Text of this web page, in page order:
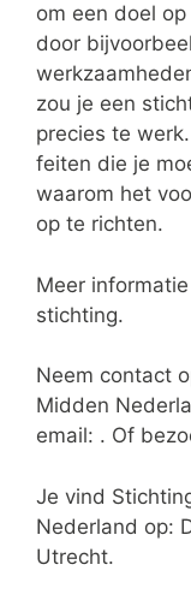
om een doel
door
zou je een
precies te
feiten die je
waarom het
op te richten.
Meer
stichting.
Neem contact
Midden
email: . Of
Je vind
Nederland op:
Utrecht.